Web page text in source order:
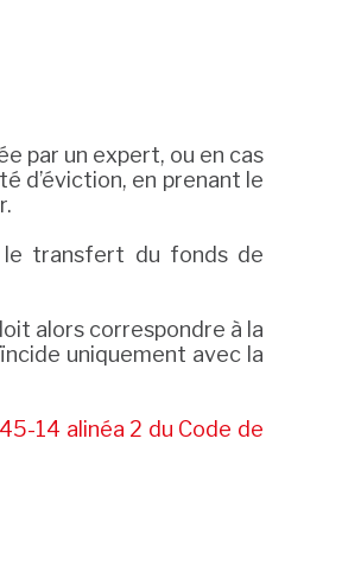
par un expert, ou en cas
d’éviction, en prenant le
le transfert du fonds de
alors correspondre à la
uniquement avec la
14 alinéa 2 du Code de